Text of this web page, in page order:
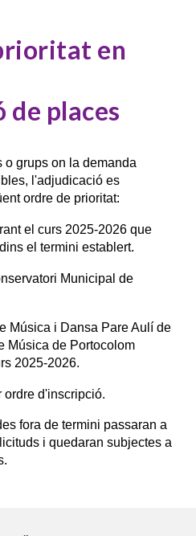
en
places
grups on la demanda
l'adjudicació es
ordre de prioritat:
el curs 2025-2026 que
el termini establert.
Municipal de
Música i Dansa Pare Aulí de
Música de Portocolom
2025-2026.
ordre d'inscripció.
fora de termini passaran a
i quedaran subjectes a